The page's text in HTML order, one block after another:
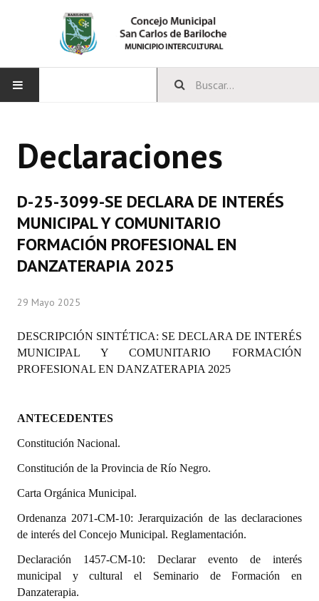
CONCEJO
Integrantes del Concejo
Comisiones Permanentes
Comisiones Especiales
Concejales Mandato Cumplido
Programas
LEGISLACIÓN
Reglamento Interno
Digesto
DOCUMENTOS
Declaraciones
D-25-3099-SE DECLARA DE INTERÉS
MUNICIPAL Y COMUNITARIO
FORMACIÓN PROFESIONAL EN
DANZATERAPIA 2025
29 Mayo 2025
DESCRIPCIÓN SINTÉTICA: SE DECLARA DE INTERÉS
MUNICIPAL Y COMUNITARIO FORMACIÓN
PROFESIONAL EN DANZATERAPIA 2025
ANTECEDENTES
Constitución Nacional.
Constitución de la Provincia de Río Negro.
Carta Orgánica Municipal.
Ordenanza 2071-CM-10: Jerarquización de las declaraciones
de interés del Concejo Municipal. Reglamentación.
Declaración 1457-CM-10: Declarar evento de interés
municipal y cultural el Seminario de Formación en
Danzaterapia.